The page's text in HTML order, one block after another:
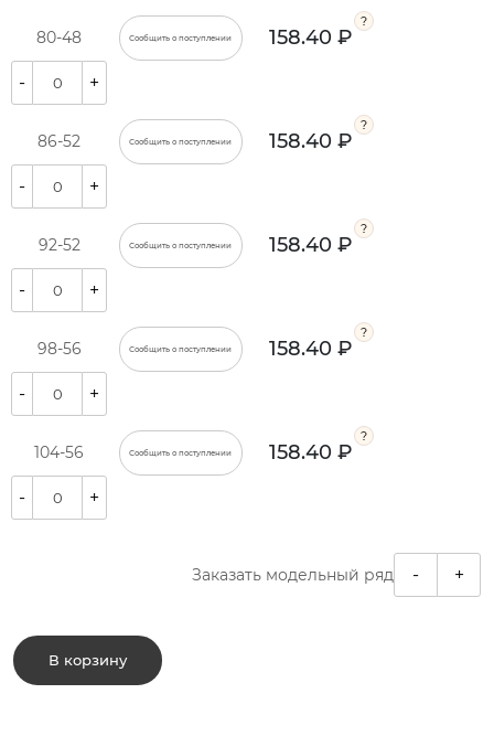
80-48 Сообщить о поступлении 158.40 ₽
- +
86-52 Сообщить о поступлении 158.40 ₽
- +
92-52 Сообщить о поступлении 158.40 ₽
- +
98-56 Сообщить о поступлении 158.40 ₽
- +
104-56 Сообщить о поступлении 158.40 ₽
- +
Заказать модельный ряд - +
В корзину